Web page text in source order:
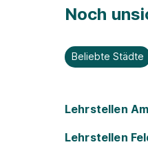
Noch
Beliebte Städte
Lehrstellen
Lehrstellen